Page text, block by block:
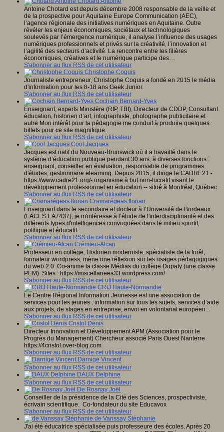
Antoine Chotard est depuis décembre 2008 responsable de la veille et
de la prospective pour Aquitaine Europe Communication (AEC),
l’agence régionale des initiatives numériques en Aquitaine. Outre
révéler les enjeux économiques, sociétaux et technologiques
soulevés par l’émergence numérique, il analyse l’influence des usages
numériques professionnels et privés sur la créativité, l’innovation et
l’agilité des secteurs d’activité. La rencontre entre les filières
économiques, créatives et le numérique participe des…
S'abonner au flux RSS de cet utilisateur
Christophe Coquis
Journaliste entrepreneur, Christophe Coquis a fondé en 2015 le média
d'information pour les 8-18 ans Geek Junior.
S'abonner au flux RSS de cet utilisateur
Cochain Bernard-Yves
Enseignant, experts Ministère (RIP, TBI), Directeur de CDDP, Consultant
éducation, historien d’art, infographiste, photographe publicitaire et
autre.Mon intérêt pour la pédagogie me conduit à produire quelques
billets pour ce site magnifique.
S'abonner au flux RSS de cet utilisateur
Cool Jacques
Jacques est natif du Nouveau-Brunswick où il a travaillé dans le
système d’éducation publique pendant 30 ans, à diverses fonctions :
enseignant, conseiller en évaluation, responsable de programmes
d'études, gestionnaire elearning. Depuis 2015, il dirige le CADRE21 -
https://www.cadre21.org/- organisme à but non-lucratif visant le
développement professionnel en éducation -- situé à Montréal, Québec
S'abonner au flux RSS de cet utilisateur
Cramarégeas florian
Enseignant dans le secondaire et docteur à l’Université de Bordeaux
(LACES EA7437), je m'intéresse à l’étude de l'interdisciplinarité et des
différents types d'intelligences convoquées dans le milieu sportif,
politique et éducatif.
S'abonner au flux RSS de cet utilisateur
Crémieu-Alcan
Professeur en collège, Historien moderniste, spécialiste de la forêt,
formateur wordpress, mène une réflexion sur les usages pédagogiques
du web 2.0. Co-anime la classe Médias du collège Dupaty (une classe
PEM). Sites : https://miscellanees33.wordpress.com/
S'abonner au flux RSS de cet utilisateur
CRIJ Haute-Normandie
Le Centre Régional Information Jeunesse est une association de
services pour les jeunes : information sur tous les sujets, services d’aide
aux projets, de stages en entreprise, envoi en volontariat européen...
S'abonner au flux RSS de cet utilisateur
Cristol Denis
Directeur Innovation et Développement APM (Association pour le
Progrès du Management) Chercheur associé Paris Ouest Nanterre
https://4cristol.over-blog.com
S'abonner au flux RSS de cet utilisateur
Darnige Vincent
S'abonner au flux RSS de cet utilisateur
DAUX Delphine
S'abonner au flux RSS de cet utilisateur
De Rosnay Joël
Conseiller de la présidence de la Cité des Sciences, prospectiviste,
écrivain scientifique. Co-fondateur du site Educavox
S'abonner au flux RSS de cet utilisateur
de Vanssay Stéphanie
J'ai été éducatrice spécialisée puis professeure des écoles. Après 20